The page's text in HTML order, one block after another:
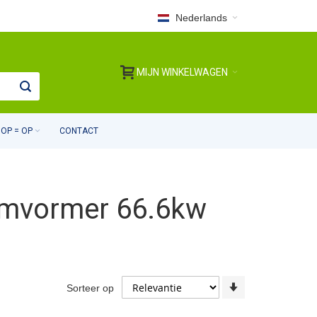
Nederlands
MIJN WINKELWAGEN
OP = OP CONTACT
66.6kw
Sorteer op